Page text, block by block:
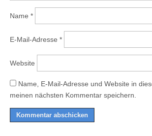
Name *
E-Mail-Adresse *
Website
Name, E-Mail-Adresse und Website in
meinen nächsten Kommentar speichern.